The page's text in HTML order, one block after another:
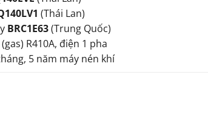
(Thái Lan)
BRC1E63(Trung Quốc)
R410A, điện 1 pha
5 năm máy nén khí